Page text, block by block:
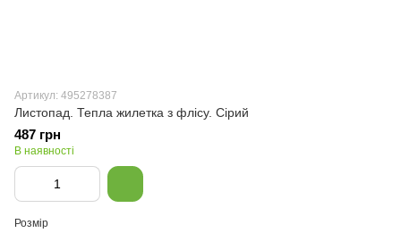
Артикул: 495278387
Листопад. Тепла жилетка з флісу. Сірий
487 грн
В наявності
Розмір